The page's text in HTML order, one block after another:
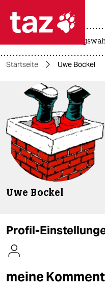
 taz
taz zahl
themen
politik
öko
gesellschaft
berlin
nord
wahrheit
Startseite Uwe Bockel
Uwe Bockel
Profil-
meine